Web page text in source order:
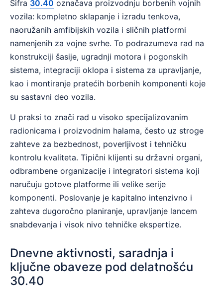
Šifra 30.40 označava proizvodnju borbenih vojnih
vozila: kompletno sklapanje i izradu tenkova,
naoružanih amfibijskih vozila i sličnih platformi
namenjenih za vojne svrhe. To podrazumeva rad na
konstrukciji šasije, ugradnji motora i pogonskih
sistema, integraciji oklopa i sistema za upravljanje,
kao i montiranje pratećih borbenih komponenti koje
su sastavni deo vozila.
U praksi to znači rad u visoko specijalizovanim
radionicama i proizvodnim halama, često uz stroge
zahteve za bezbednost, poverljivost i tehničku
kontrolu kvaliteta. Tipični klijenti su državni organi,
odbrambene organizacije i integratori sistema koji
naručuju gotove platforme ili velike serije
komponenti. Poslovanje je kapitalno intenzivno i
zahteva dugoročno planiranje, upravljanje lancem
snabdevanja i visok nivo tehničke ekspertize.
Dnevne aktivnosti, saradnja i
ključne obaveze pod delatnošću
30.40